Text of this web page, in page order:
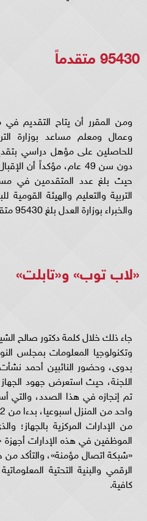
95430 متقدماً
ومن المقرر أن يتاح التقديم
وعمال ومعلم مساعد بوزارة
للحاصلين على مؤهل دراسي
دون سن 49 عام، مؤكداً أن
حيث بلغ عدد المتقدمين في
التربية والتعليم والهيئة
والخبراء بوزارة العدل بلغ 95430 متقدماً.
«لاب توب» و«تابلت»
جاء ذلك خلال كلمة دكتور صالح
وتكنولوجيا المعلومات بمجلس
بدوى، وحضور النائبين أحمد
اللجنة، حيث استعرض جهود
تم إنجازه في هذا الصدد، والتي
من الإدارات المركزية بالجهاز؛
«شبكة اتصال مؤمنة»، والتأكد من
الرقمي والبنية التحتية
كافية.